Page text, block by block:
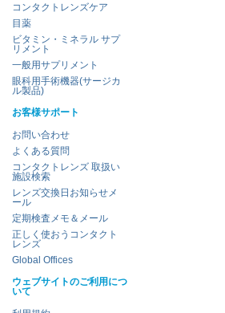
コンタクトレンズケア
目薬
ビタミン・ミネラル サプ
リメント
一般用サプリメント
眼科用手術機器(サージカ
ル製品)
お客様サポート
お問い合わせ
よくある質問
コンタクトレンズ 取扱い
施設検索
レンズ交換日お知らせメ
ール
定期検査メモ＆メール
正しく使おうコンタクト
レンズ
Global Offices
ウェブサイトのご利用につ
いて